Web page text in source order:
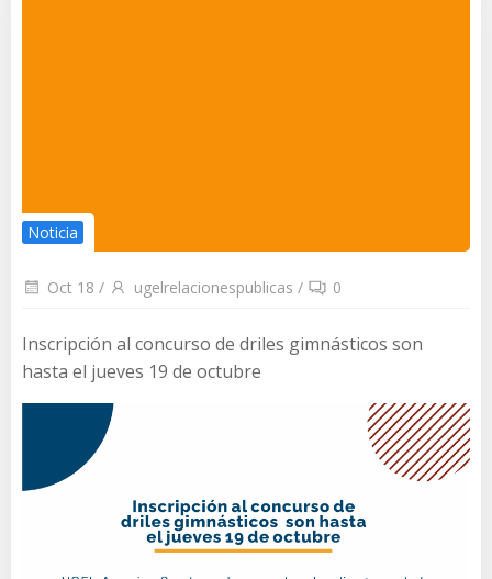
Noticia
Oct 18 / ugelrelacionespublicas / 0
Inscripción al concurso de driles gimnásticos son
hasta el jueves 19 de octubre